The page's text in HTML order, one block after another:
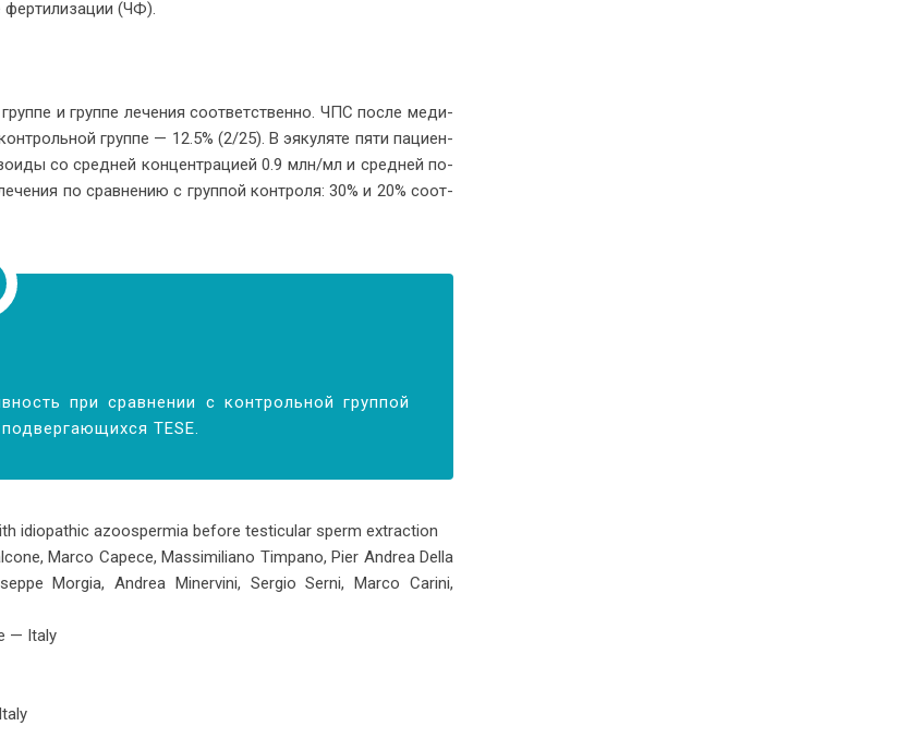
фер­ти­ли­за­ции (ЧФ).
и груп­пе ле­че­ния со­от­вет­ствен­но. ЧПС по­сле ме­ди­
груп­пе — 12.5% (2/25). В эяку­ля­те пя­ти па­ци­ен­
со сред­ней кон­цен­тра­ци­ей 0.9 млн/мл и сред­ней по­
по срав­не­нию с груп­пой кон­тро­ля: 30% и 20% со­от­
при срав­не­нии с кон­троль­ной груп­пой
TESE.
idiopathic azoospermia before testicular sperm extraction
Marco Capece, Massimiliano Timpano, Pier Andrea Della
Morgia, Andrea Minervini, Sergio Serni, Marco Carini,
— Italy